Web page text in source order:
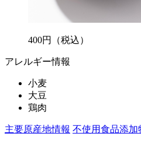
400円 （税込）
アレルギー情報
小麦
大豆
鶏肉
主要原産地情報 不使用食品添加